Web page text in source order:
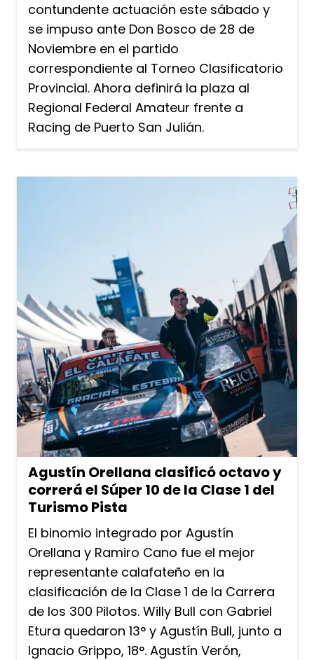
contundente actuación este sábado y
se impuso ante Don Bosco de 28 de
Noviembre en el partido
correspondiente al Torneo Clasificatorio
Provincial. Ahora definirá la plaza al
Regional Federal Amateur frente a
Racing de Puerto San Julián.
Agustín Orellana clasificó octavo y
correrá el Súper 10 de la Clase 1 del
Turismo Pista
El binomio integrado por Agustín
Orellana y Ramiro Cano fue el mejor
representante calafateño en la
clasificación de la Clase 1 de la Carrera
de los 300 Pilotos. Willy Bull con Gabriel
Etura quedaron 13° y Agustín Bull, junto a
Ignacio Grippo, 18°. Agustín Verón,